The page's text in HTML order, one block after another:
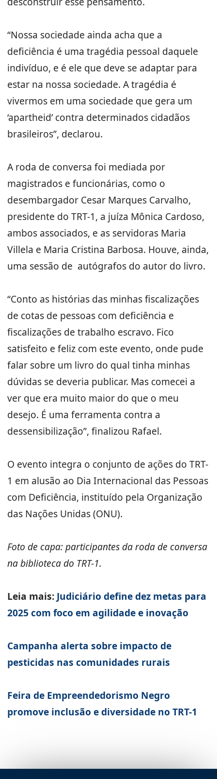
“Nossa sociedade ainda acha que a
deficiência é uma tragédia pessoal daquele
indivíduo, e é ele que deve se adaptar para
estar na nossa sociedade. A tragédia é
vivermos em uma sociedade que gera um
‘apartheid’ contra determinados cidadãos
brasileiros”, declarou.
A roda de conversa foi mediada por
magistrados e funcionárias, como o
desembargador Cesar Marques Carvalho,
presidente do TRT-1, a juíza Mônica Cardoso,
ambos associados, e as servidoras Maria
Villela e Maria Cristina Barbosa. Houve, ainda,
uma sessão de autógrafos do autor do livro.
“Conto as histórias das minhas fiscalizações
de cotas de pessoas com deficiência e
fiscalizações de trabalho escravo. Fico
satisfeito e feliz com este evento, onde pude
falar sobre um livro do qual tinha minhas
dúvidas se deveria publicar. Mas comecei a
ver que era muito maior do que o meu
desejo. É uma ferramenta contra a
dessensibilização”, finalizou Rafael.
O evento integra o conjunto de ações do TRT-
1 em alusão ao Dia Internacional das Pessoas
com Deficiência, instituído pela Organização
das Nações Unidas (ONU).
Foto de capa: participantes da roda de conversa
na biblioteca do TRT-1.
Leia mais: Judiciário define dez metas para
2025 com foco em agilidade e inovação
Campanha alerta sobre impacto de
pesticidas nas comunidades rurais
Feira de Empreendedorismo Negro
promove inclusão e diversidade no TRT-1